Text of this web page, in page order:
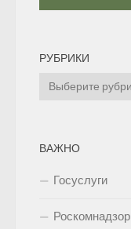
РУБРИКИ
Рубрики
ВАЖНО
Госуслуги
Роскомнадзор